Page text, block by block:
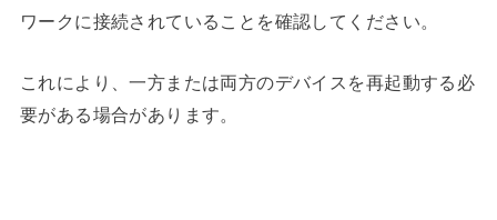
ワークに接続されていることを確認してください。
これにより、一方または両方のデバイスを再起動する必
要がある場合があります。